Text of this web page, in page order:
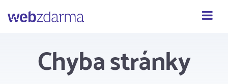
Webzdarma
Chyba stránky